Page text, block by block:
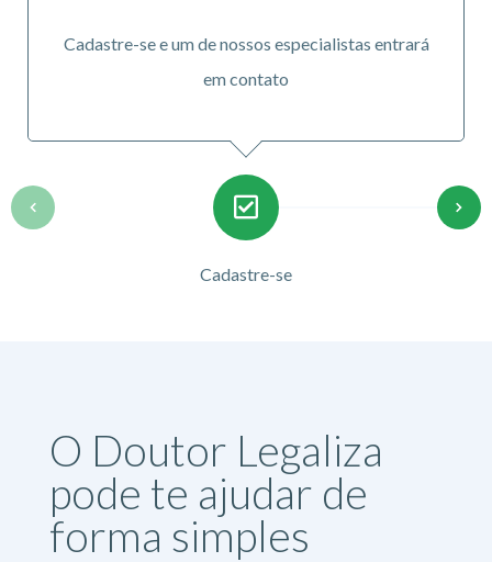
Cadastre-se e um de nossos especialistas entrará
em contato
Cadastre-se
O Doutor Legaliza
pode te ajudar de
forma simples